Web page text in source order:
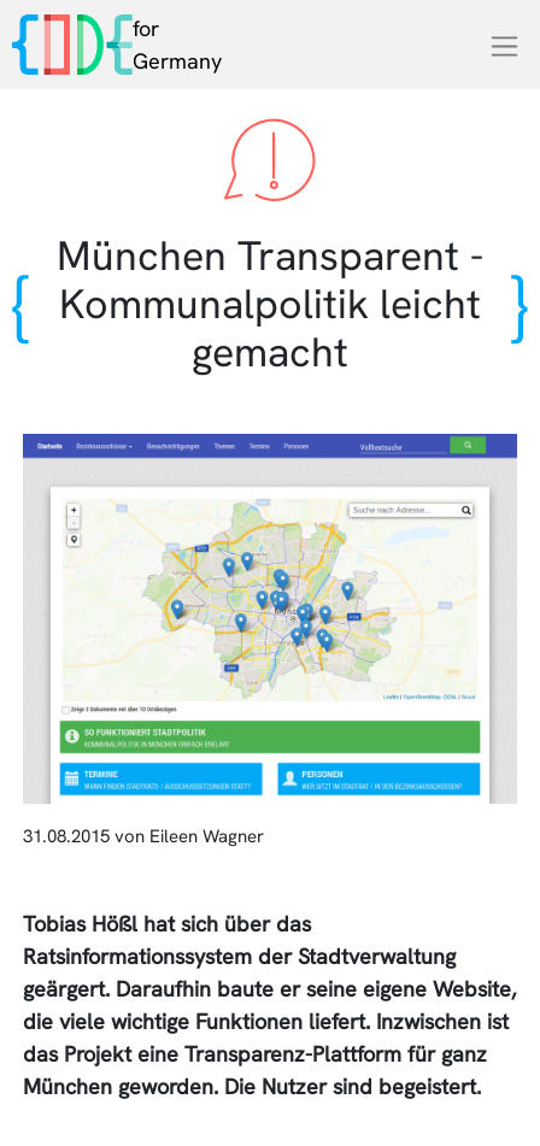
for
Germany
München Transparent -
Kommunalpolitik leicht
gemacht
31.08.2015 von Eileen Wagner
Tobias Hößl hat sich über das
Ratsinformationssystem der Stadtverwaltung
geärgert. Daraufhin baute er seine eigene Website,
die viele wichtige Funktionen liefert. Inzwischen ist
das Projekt eine Transparenz-Plattform für ganz
München geworden. Die Nutzer sind begeistert.